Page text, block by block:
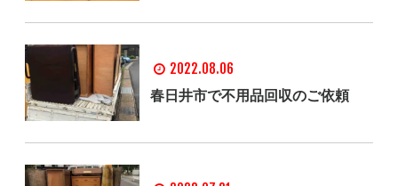
2022.08.06
春日井市で不用品回収のご依頼